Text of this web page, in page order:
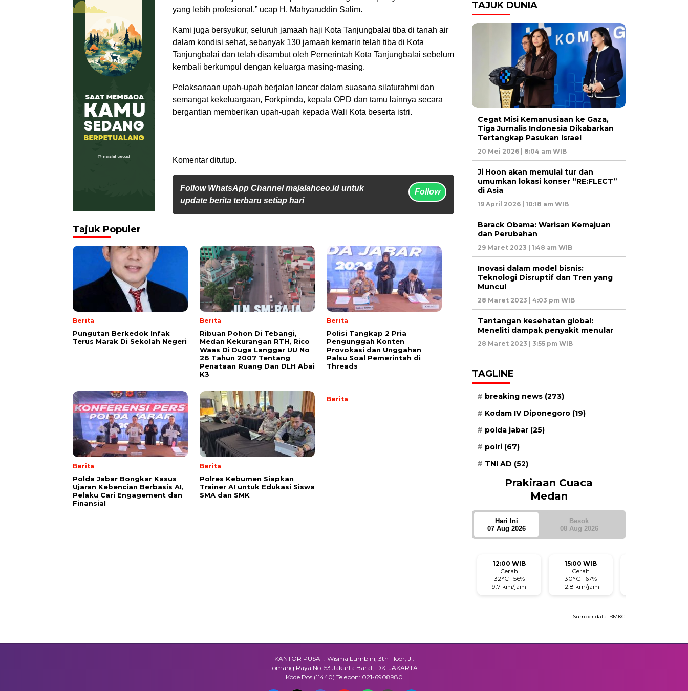
yang lebih profesional,” ucap H. Mahyaruddin Salim.
Kami juga bersyukur, seluruh jamaah haji Kota Tanjungbalai tiba di tanah air
dalam kondisi sehat, sebanyak 130 jamaah kemarin telah tiba di Kota
Tanjungbalai dan telah disambut oleh Pemerintah Kota Tanjungbalai sebelum
kembali berkumpul dengan keluarga masing-masing.
Pelaksanaan upah-upah berjalan lancar dalam suasana silaturahmi dan
semangat kekeluargaan, Forkpimda, kepala OPD dan tamu lainnya secara
bergantian memberikan upah-upah kepada Wali Kota beserta istri.
Komentar ditutup.
Follow WhatsApp Channel majalahceo.id untuk
update berita terbaru setiap hari
Follow
Tajuk Populer
Berita
Pungutan Berkedok Infak
Terus Marak Di Sekolah Negeri
Berita
Ribuan Pohon Di Tebangi,
Medan Kekurangan RTH, Rico
Waas Di Duga Langgar UU No
26 Tahun 2007 Tentang
Penataan Ruang Dan DLH Abai
K3
Berita
Polisi Tangkap 2 Pria
Pengunggah Konten
Provokasi dan Unggahan
Palsu Soal Pemerintah di
Threads
Berita
Polda Jabar Bongkar Kasus
Ujaran Kebencian Berbasis AI,
Pelaku Cari Engagement dan
Finansial
Berita
Polres Kebumen Siapkan
Trainer AI untuk Edukasi Siswa
SMA dan SMK
Berita
TAJUK DUNIA
Cegat Misi Kemanusiaan ke Gaza,
Tiga Jurnalis Indonesia Dikabarkan
Tertangkap Pasukan Israel
20 Mei 2026 | 8:04 am WIB
Ji Hoon akan memulai tur dan
umumkan lokasi konser “RE:FLECT”
di Asia
19 April 2026 | 10:18 am WIB
Barack Obama: Warisan Kemajuan
dan Perubahan
29 Maret 2023 | 1:48 am WIB
Inovasi dalam model bisnis:
Teknologi Disruptif dan Tren yang
Muncul
28 Maret 2023 | 4:03 pm WIB
Tantangan kesehatan global:
Meneliti dampak penyakit menular
28 Maret 2023 | 3:55 pm WIB
TAGLINE
breaking news (273)
Kodam IV Diponegoro (19)
polda jabar (25)
polri (67)
TNI AD (52)
Prakiraan Cuaca
Medan
Hari Ini
07 Aug 2026
Besok
08 Aug 2026
12:00 WIB
Cerah
32°C | 56%
9.7 km/jam
15:00 WIB
Cerah
30°C | 67%
12.8 km/jam
Sumber data: BMKG
KANTOR PUSAT: Wisma Lumbini, 3th Floor, Jl.
Tomang Raya No. 53 Jakarta Barat, DKI JAKARTA.
Kode Pos (11440) Telepon: 021-6908980